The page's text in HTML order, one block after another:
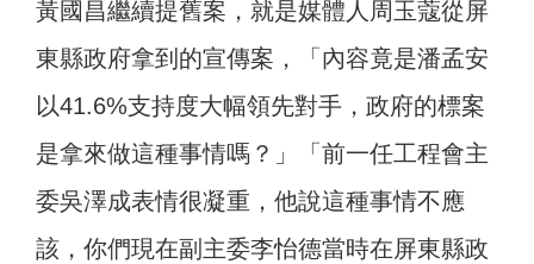
黃國昌繼續提舊案，就是媒體人周玉蔻從屏
東縣政府拿到的宣傳案，「內容竟是潘孟安
以41.6%支持度大幅領先對手，政府的標案
是拿來做這種事情嗎？」「前一任工程會主
委吳澤成表情很凝重，他說這種事情不應
該，你們現在副主委李怡德當時在屏東縣政